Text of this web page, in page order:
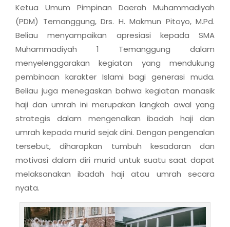
Ketua Umum Pimpinan Daerah Muhammadiyah
(PDM) Temanggung, Drs. H. Makmun Pitoyo, M.Pd.
Beliau menyampaikan apresiasi kepada SMA
Muhammadiyah 1 Temanggung dalam
menyelenggarakan kegiatan yang mendukung
pembinaan karakter Islami bagi generasi muda.
Beliau juga menegaskan bahwa kegiatan manasik
haji dan umrah ini merupakan langkah awal yang
strategis dalam mengenalkan ibadah haji dan
umrah kepada murid sejak dini. Dengan pengenalan
tersebut, diharapkan tumbuh kesadaran dan
motivasi dalam diri murid untuk suatu saat dapat
melaksanakan ibadah haji atau umrah secara
nyata.